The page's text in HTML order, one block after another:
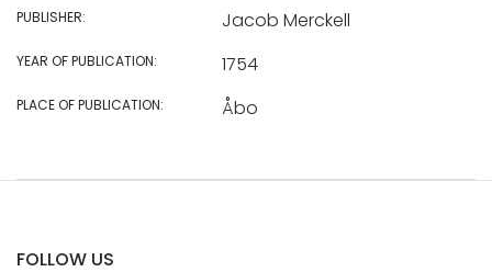
PUBLISHER: Jacob Merckell
YEAR OF PUBLICATION: 1754
PLACE OF PUBLICATION: Åbo
FOLLOW US